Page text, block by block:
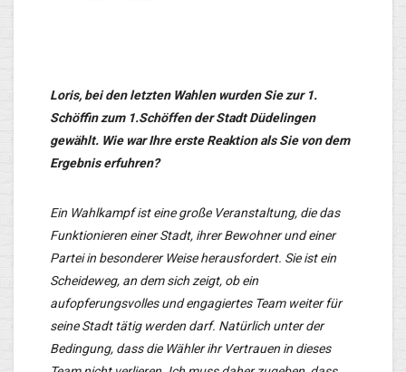
Loris, bei den letzten Wahlen wurden Sie zur 1.
Schöffin zum 1.Schöffen der Stadt Düdelingen
gewählt. Wie war Ihre erste Reaktion als Sie von dem
Ergebnis erfuhren?
Ein Wahlkampf ist eine große Veranstaltung, die das
Funktionieren einer Stadt, ihrer Bewohner und einer
Partei in besonderer Weise herausfordert. Sie ist ein
Scheideweg, an dem sich zeigt, ob ein
aufopferungsvolles und engagiertes Team weiter für
seine Stadt tätig werden darf. Natürlich unter der
Bedingung, dass die Wähler ihr Vertrauen in dieses